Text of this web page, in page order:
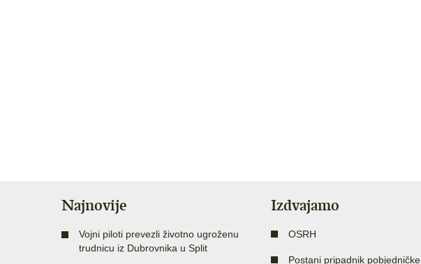
Najnovije
Vojni piloti prevezli životno ugroženu
trudnicu iz Dubrovnika u Split
Izdvajamo
OSRH
Postani pripadnik pobjedničke